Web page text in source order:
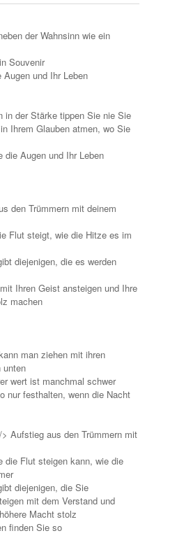
der Wahnsinn wie ein
Souvenir
und Ihr Leben
in der Stärke tippen Sie nie Sie
Ihrem Glauben atmen, wo Sie
die Augen und Ihr Leben
den Trümmern mit deinem
Flut steigt, wie die Hitze es im
diejenigen, die es werden
Ihren Geist ansteigen und Ihre
machen
man ziehen mit ihren
unten
wert ist manchmal schwer
nur festhalten, wenn die Nacht
Aufstieg aus den Trümmern mit
die Flut steigen kann, wie die
diejenigen, die Sie
mit dem Verstand und
Macht stolz
finden Sie so